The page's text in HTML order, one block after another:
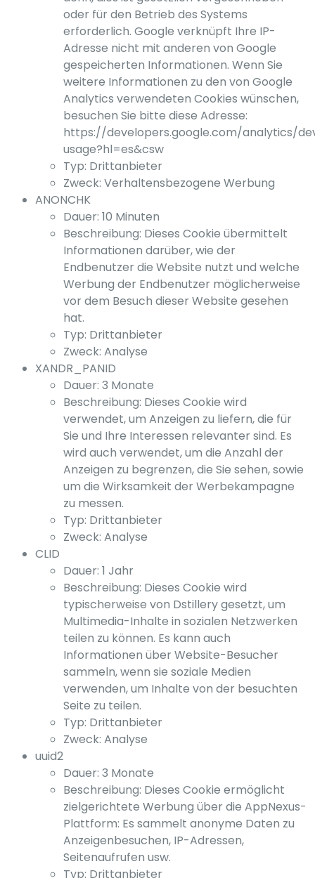
oder für den Betrieb des Systems
erforderlich. Google verknüpft Ihre IP-
Adresse nicht mit anderen von Google
gespeicherten Informationen. Wenn Sie
weitere Informationen zu den von Google
Analytics verwendeten Cookies wünschen,
besuchen Sie bitte diese Adresse:
https://developers.google.com/analytics/
usage?hl=es&csw
Typ: Drittanbieter
Zweck: Verhaltensbezogene Werbung
ANONCHK
Dauer: 10 Minuten
Beschreibung: Dieses Cookie übermittelt
Informationen darüber, wie der
Endbenutzer die Website nutzt und welche
Werbung der Endbenutzer möglicherweise
vor dem Besuch dieser Website gesehen
hat.
Typ: Drittanbieter
Zweck: Analyse
XANDR_PANID
Dauer: 3 Monate
Beschreibung: Dieses Cookie wird
verwendet, um Anzeigen zu liefern, die für
Sie und Ihre Interessen relevanter sind. Es
wird auch verwendet, um die Anzahl der
Anzeigen zu begrenzen, die Sie sehen, sowie
um die Wirksamkeit der Werbekampagne
zu messen.
Typ: Drittanbieter
Zweck: Analyse
CLID
Dauer: 1 Jahr
Beschreibung: Dieses Cookie wird
typischerweise von Dstillery gesetzt, um
Multimedia-Inhalte in sozialen Netzwerken
teilen zu können. Es kann auch
Informationen über Website-Besucher
sammeln, wenn sie soziale Medien
verwenden, um Inhalte von der besuchten
Seite zu teilen.
Typ: Drittanbieter
Zweck: Analyse
uuid2
Dauer: 3 Monate
Beschreibung: Dieses Cookie ermöglicht
zielgerichtete Werbung über die AppNexus-
Plattform: Es sammelt anonyme Daten zu
Anzeigenbesuchen, IP-Adressen,
Seitenaufrufen usw.
Typ: Drittanbieter